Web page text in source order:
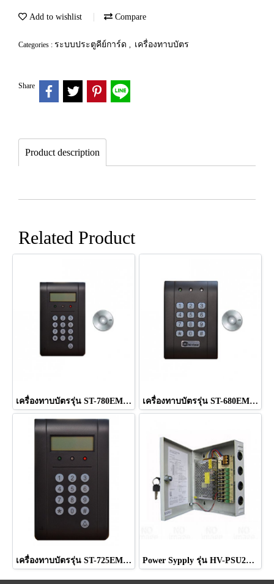
Add to wishlist Compare
Categories : ระบบประตูคีย์การ์ด , เครื่องทาบบัตร
Share
Product description
Related Product
เครื่องทาบบัตรรุ่น ST-780EM ยี่ห้อHIVIEW เครื่องทาบบัตรรุ่น ST-680EM ยี่ห้อHIVIEW
เครื่องทาบบัตรรุ่น ST-725EM ยี่ห้อHIVIEW Power Sypply รุ่น HV-PSU2296 ยี่ห้อ HIVIEW